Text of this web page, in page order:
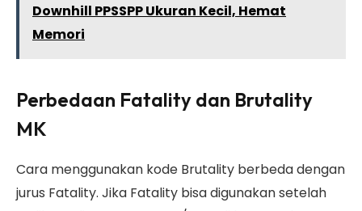
Downhill PPSSPP Ukuran Kecil, Hemat
Memori
Perbedaan Fatality dan Brutality
MK
Cara menggunakan kode Brutality berbeda dengan
jurus Fatality. Jika Fatality bisa digunakan setelah